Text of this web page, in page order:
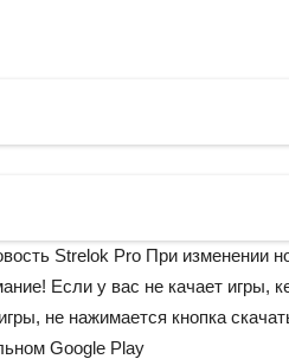
Strelok Pro При изменении
Если у вас не качает игры,
не нажимается кнопка
Google Play